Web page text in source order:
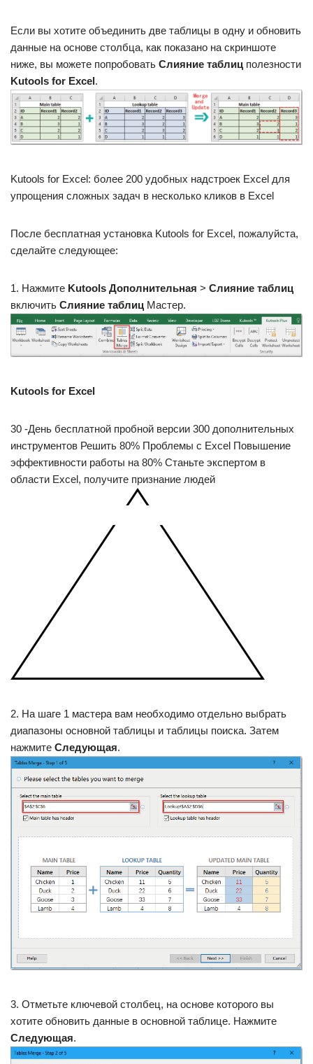
Если вы хотите объединить две таблицы в одну и обновить
данные на основе столбца, как показано на скриншоте
ниже, вы можете попробовать Слияние таблиц полезности
Kutools for Excel.
Kutools for Excel: более 200 удобных надстроек Excel для
упрощения сложных задач в несколько кликов в Excel
После бесплатная установка Kutools for Excel, пожалуйста,
сделайте следующее:
1. Нажмите Kutools Дополнительная > Слияние таблиц
включить Слияние таблиц Мастер.
Kutools for Excel
30 -День бесплатной пробной версии 300 дополнительных
инструментов Решить 80% Проблемы с Excel Повышение
эффективности работы на 80% Станьте экспертом в
области Excel, получите признание людей
2. На шаге 1 мастера вам необходимо отдельно выбрать
диапазоны основной таблицы и таблицы поиска. Затем
нажмите Следующая.
3. Отметьте ключевой столбец, на основе которого вы
хотите обновить данные в основной таблице. Нажмите
Следующая.